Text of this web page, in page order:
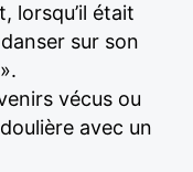
lorsqu’il était
sur son
vécus ou
avec un